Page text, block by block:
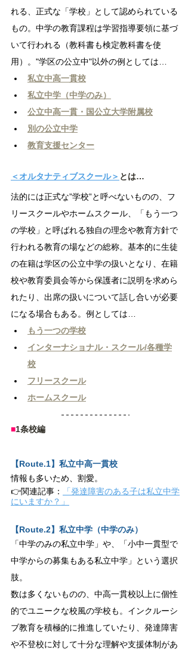
れる、正式な「学校」として認められている
もの。中学の教育課程は学習指導要領に基づ
いて行われる（教科書も検定教科書を使
用）。"学区の公立中"以外の例としては…
私立中高一貫校
私立中学（中学のみ）
公立中高一貫・国公立大学附属校
別の公立中学
教育支援センター
＜オルタナティブスクール＞ とは…
法的には正式な”学校”と呼べないものの、フ
リースクールやホームスクール、「もう一つ
の学校」と呼ばれる独自の理念や教育方針で
行われる教育の場などの総称。基本的に生徒
の在籍は学区の公立中学の扱いとなり、在籍
校や教育委員会等から保護者に説明を求めら
れたり、出席の扱いについて話し合いが必要
になる場合もある。例としては…
もう一つの学校
インターナショナル・スクール/各種学
校
フリースクール
ホームスクール
■1条校編
【Route.1】私立中高一貫校
情報も多いため、割愛。
👉関連記事：
「発達障害のある子は私立中学
にいますか？」
【Route.2】私立中学（中学のみ）
「中学のみの私立中学」や、「小中一貫型で
中学からの募集もある私立中学」という選択
肢。
数は多くないものの、中高一貫校以上に個性
的でユニークな校風の学校も。インクルーシ
ブ教育を積極的に推進していたり、発達障害
や不登校に対して十分な理解や支援体制があ